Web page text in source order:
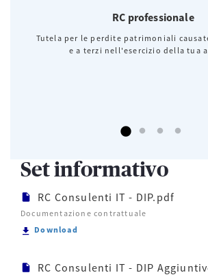
RC professionale
Tutela per le perdite patrimoniali
e a terzi nell'esercizio della tua
Set informativo
RC Consulenti IT - DIP.pdf
Documentazione contrattuale
Download
RC Consulenti IT - DIP